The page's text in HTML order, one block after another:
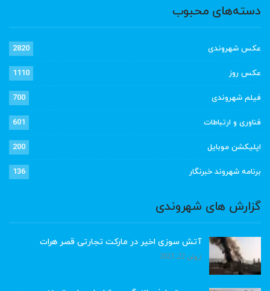
دسته‌های محبوب
عکس شهروندی 2820
عکس روز 1110
فیلم شهروندی 700
فناوری و ارتباطات 601
اپلیکشن موبایل 200
برنامه شهروند خبرنگار 136
گزارش های شهروندی
آتش سوزی اخیر در مارکت تجارتی قصر هرات
ژوئن 22, 2023